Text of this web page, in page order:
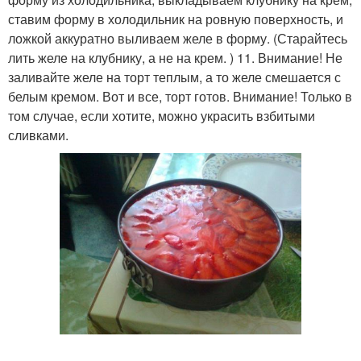
ставим форму в холодильник на ровную поверхность, и
ложкой аккуратно выливаем желе в форму. (Старайтесь
лить желе на клубнику, а не на крем. ) 11. Внимание! Не
заливайте желе на торт теплым, а то желе смешается с
белым кремом. Вот и все, торт готов. Внимание! Только в
том случае, если хотите, можно украсить взбитыми
сливками.